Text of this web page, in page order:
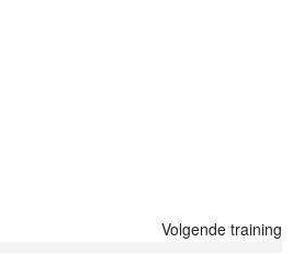
Volgende training